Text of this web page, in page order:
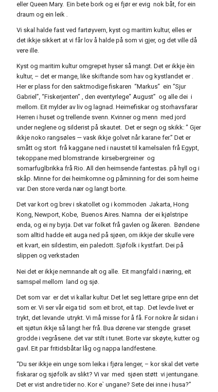
eller Queen Mary. Ein bete bork og ei fjør er evig nok båt, for ein
draum og ein leik .
Vi skal halde fast ved fartøyvern, kyst og maritim kultur, elles er
det ikkje sikkert at vi får lov å halde på som vi gjer, og det ville då
vere ille.
Kyst og maritim kultur omgrepet hyser så mangt. Det er ikkje èin
kultur, – det er mange, like skiftande som hav og kystlandet er .
Her er plass for den saktmodige fiskaren “Markus” ein “Sjur
Gabriel”, “Fiskerjenten” , den eventyrlege” August” og alle dei i
mellom. Eit mylder av liv og lagnad. Heimefiskar og storhavsfarar
Herren i huset og trellende svenn. Kvinner og menn med jord
under neglene og silderist på skautet. Det er segn og skikk: ” Gjer
ikkje noko rangsøles — vask ikkje golvet når karane fer.” Det er
smått og stort frå kaggane ned i naustet til kamelsalen frå Egypt,
tekoppane med blomstrande kirsebergreiner og
somarfuglbrikka frå Rio. All den heimsende fantestas. på hyll og i
skåp. Minne for dei heimkomne og påminning for dei som heime
var. Den store verda nær og langt borte.
Det var kort og brev i skatollet og i kommoden Jakarta, Hong
Kong, Newport, Kobe, Buenos Aires. Namna der ei kjølstripe
enda, og ei ny byrja. Det var folket frå gavlen og åkeren. Bøndene
som alltid hadde eit auga ned på sjøen, om ikkje der skulle vere
eit kvart, ein sildestim, ein paledott. Sjøfolk i kystfart. Dei på
slippen og verkstaden
Nei det er ikkje nemnande alt og alle. Eit mangfald i næring, eit
samspel mellom land og sjø.
Det som var er det vi kallar kultur. Det let seg lettare gripe enn det
som er. Vi ser vår eiga tid som eit brot, eit tap. Det levde livet er
trykt, det levande utrykt. Vi må misse for å få. For nokre år sidan i
eit sjøtun ikkje så langt her frå. Bua dørene var stengde graset
grodde i vegråsene. det var stilt i tunet. Borte var skøyte, kutter og
gavl. Eit par fritidsbåtar låg og nappa landfestene.
“Du ser ikkje ein unge som leika i fjøra lenger, – kor skal det verte
fiskarar og sjøfolk av slikt? Vi var med sjøen støtt vi jentungane.
Det er vist andre tider no. Kor e` ungane? Sete dei inne i husa?”